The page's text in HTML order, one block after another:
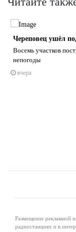
Череповец ушёл
Восемь участков
непогоды
вчера
Размещение рекламной
радиостанциях и в